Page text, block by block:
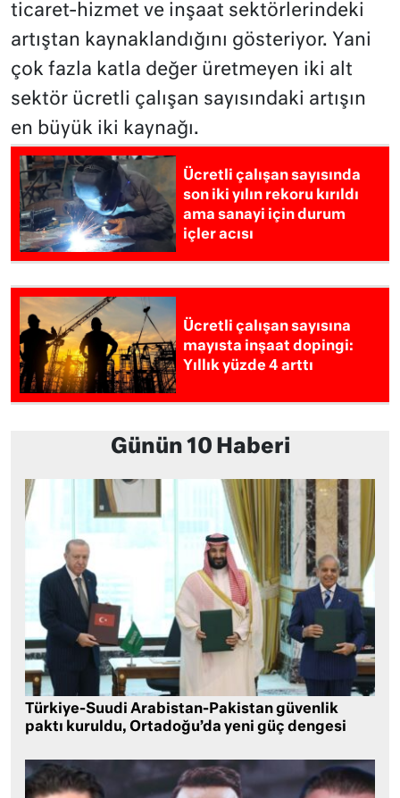
ticaret-hizmet ve inşaat sektörlerindeki
artıştan kaynaklandığını gösteriyor. Yani
çok fazla katla değer üretmeyen iki alt
sektör ücretli çalışan sayısındaki artışın
en büyük iki kaynağı.
Ücretli çalışan sayısında
son iki yılın rekoru kırıldı
ama sanayi için durum
içler acısı
Ücretli çalışan sayısına
mayısta inşaat dopingi:
Yıllık yüzde 4 arttı
Günün 10 Haberi
Türkiye-Suudi Arabistan-Pakistan güvenlik
paktı kuruldu, Ortadoğu’da yeni güç dengesi